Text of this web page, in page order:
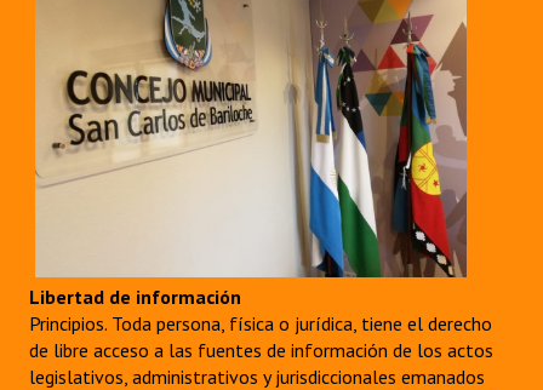
Libertad de información
Principios. Toda persona, física o jurídica, tiene el derecho
de libre acceso a las fuentes de información de los actos
legislativos, administrativos y jurisdiccionales emanados